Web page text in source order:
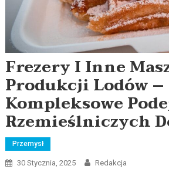
Frezery I Inne
Produkcji Lodów –
Kompleksowe
Rzemieślniczych
Przemysł
30 Stycznia, 2025 Redakcja